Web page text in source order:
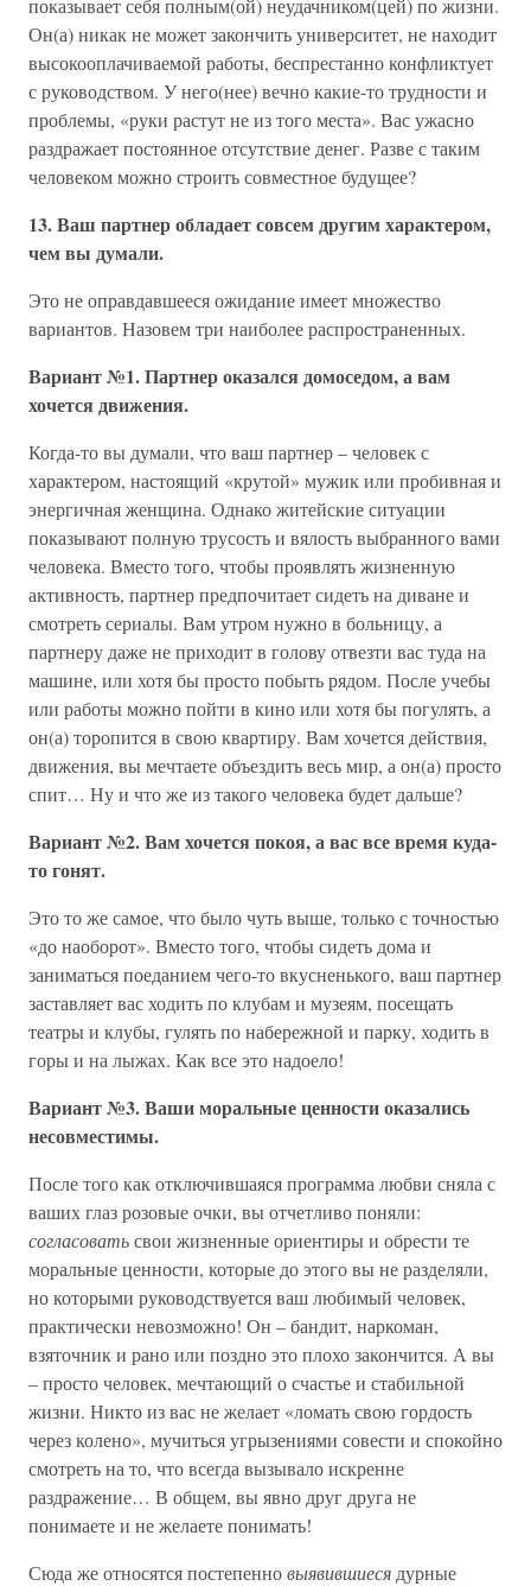
показывает себя полным(ой) неудачником(цей) по жизни.
Он(а) никак не может закончить университет, не находит
высокооплачиваемой работы, беспрестанно конфликтует
с руководством. У него(нее) вечно какие-то трудности и
проблемы, «руки растут не из того места». Вас ужасно
раздражает постоянное отсутствие денег. Разве с таким
человеком можно строить совместное будущее?
13. Ваш партнер обладает совсем другим характером,
чем вы думали.
Это не оправдавшееся ожидание имеет множество
вариантов. Назовем три наиболее распространенных.
Вариант №1. Партнер оказался домоседом, а вам
хочется движения.
Когда-то вы думали, что ваш партнер – человек с
характером, настоящий «крутой» мужик или пробивная и
энергичная женщина. Однако житейские ситуации
показывают полную трусость и вялость выбранного вами
человека. Вместо того, чтобы проявлять жизненную
активность, партнер предпочитает сидеть на диване и
смотреть сериалы. Вам утром нужно в больницу, а
партнеру даже не приходит в голову отвезти вас туда на
машине, или хотя бы просто побыть рядом. После учебы
или работы можно пойти в кино или хотя бы погулять, а
он(а) торопится в свою квартиру. Вам хочется действия,
движения, вы мечтаете объездить весь мир, а он(а) просто
спит… Ну и что же из такого человека будет дальше?
Вариант №2. Вам хочется покоя, а вас все время куда-
то гонят.
Это то же самое, что было чуть выше, только с точностью
«до наоборот». Вместо того, чтобы сидеть дома и
заниматься поеданием чего-то вкусненького, ваш партнер
заставляет вас ходить по клубам и музеям, посещать
театры и клубы, гулять по набережной и парку, ходить в
горы и на лыжах. Как все это надоело!
Вариант №3. Ваши моральные ценности оказались
несовместимы.
После того как отключившаяся программа любви сняла с
ваших глаз розовые очки, вы отчетливо поняли:
согласоватьсвои жизненные ориентиры и обрести те
моральные ценности, которые до этого вы не разделяли,
но которыми руководствуется ваш любимый человек,
практически невозможно! Он – бандит, наркоман,
взяточник и рано или поздно это плохо закончится. А вы
– просто человек, мечтающий о счастье и стабильной
жизни. Никто из вас не желает «ломать свою гордость
через колено», мучиться угрызениями совести и спокойно
смотреть на то, что всегда вызывало искренне
раздражение… В общем, вы явно друг друга не
понимаете и не желаете понимать!
Сюда же относятся постепенновыявившиеся дурные